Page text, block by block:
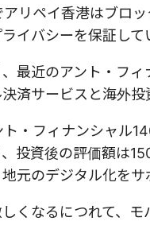
リペイ香港はブロ
イバシーを保証して
最近のアント・フ
済サービスと海外投
・フィナンシャル
投資後の評価額は
元のデジタル化をサ
くなるにつれて、